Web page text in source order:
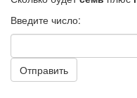
Введите число:
Отправить